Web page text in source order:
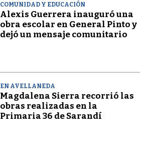
COMUNIDAD Y EDUCACIÓN
Alexis Guerrera inauguró una
obra escolar en General Pinto y
dejó un mensaje comunitario
EN AVELLANEDA
Magdalena Sierra recorrió las
obras realizadas en la
Primaria 36 de Sarandí